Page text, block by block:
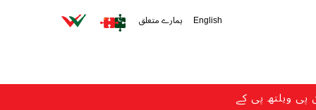
English ہمارے متعلق
پی ویلتھ پی کے